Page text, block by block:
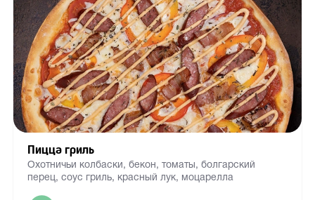
Пицца гриль
Охотничьи колбаски, бекон, томаты, болгарский
перец, соус гриль, красный лук, моцарелла